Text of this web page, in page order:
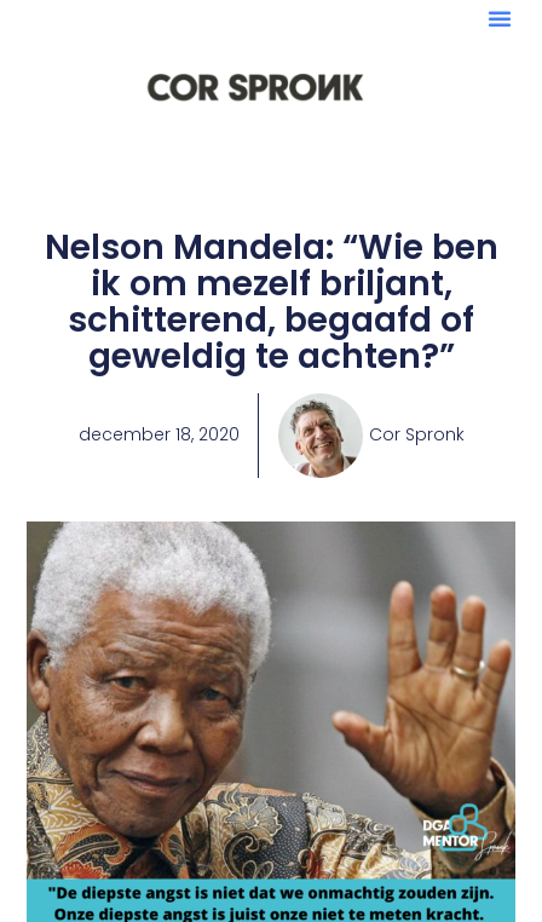
Nelson Mandela: “Wie ben
ik om mezelf briljant,
schitterend, begaafd of
geweldig te achten?”
december 18, 2020 Cor Spronk